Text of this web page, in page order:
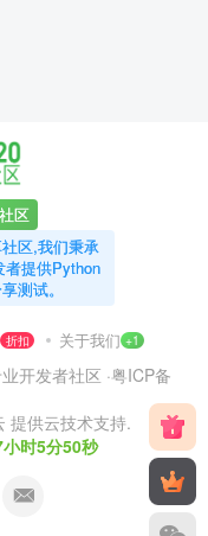
区
区,我们秉承
者提供Python
测试。
折扣 关于我们 +1
开发者社区 ·粤ICP备
提供云技术支持.
时5分51秒